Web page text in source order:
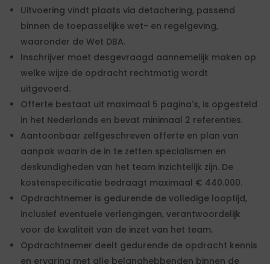
Uitvoering vindt plaats via detachering, passend
binnen de toepasselijke wet- en regelgeving,
waaronder de Wet DBA.
Inschrijver moet desgevraagd aannemelijk maken op
welke wijze de opdracht rechtmatig wordt
uitgevoerd.
Offerte bestaat uit maximaal 5 pagina's, is opgesteld
in het Nederlands en bevat minimaal 2 referenties.
Aantoonbaar zelfgeschreven offerte en plan van
aanpak waarin de in te zetten specialismen en
deskundigheden van het team inzichtelijk zijn. De
kostenspecificatie bedraagt maximaal € 440.000.
Opdrachtnemer is gedurende de volledige looptijd,
inclusief eventuele verlengingen, verantwoordelijk
voor de kwaliteit van de inzet van het team.
Opdrachtnemer deelt gedurende de opdracht kennis
en ervaring met alle belanghebbenden binnen de